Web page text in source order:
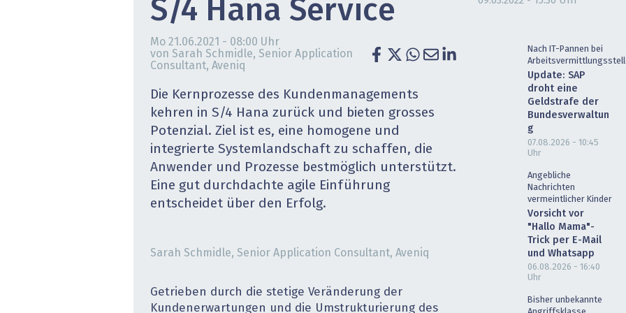
» alle News Gesundheit wird digital
Blockchain
XaaS, Managed Services & Co.
Digital Banking
» alle Dossiers
Artificial Intelligence
Fintech & Insurtech
Professional AV & Digital Signage
S/4 Hana Service
Mo 21.06.2021 - 08:00 Uhr
von Sarah Schmidle, Senior Application
Consultant, Aveniq
Die Kernprozesse des Kundenmanagements
kehren in S/4 Hana zurück und bieten grosses
Potenzial. Ziel ist es, eine ­homogene und
integrierte Systemlandschaft zu schaffen, die
Anwender und Prozesse bestmöglich unterstützt.
Eine gut durchdachte agile Einführung
entscheidet über den Erfolg.
Sarah Schmidle, Senior Application Consultant, Aveniq
Getrieben durch die stetige Veränderung der
Kundenerwartungen und die Umstrukturierung des
Nach IT-Pannen bei
Update: SAP
droht eine
Geldstrafe der
Bundesverwaltun
g
07.08.2026 - 10:45
Uhr
Angebliche
Nachrichten
vermeintlicher Kinder
Vorsicht vor
"Hallo Mama"-
Trick per E-Mail
und Whatsapp
06.08.2026 - 16:40
Uhr
Bisher unbekannte